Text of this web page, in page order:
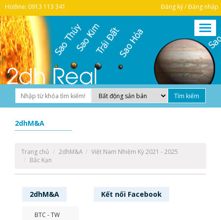
Hotline: 0913 113 341 Đăng ký / Đăng nhập
2dhM&A
Trang chủ 2dhM&A
Việt Nam Nhiệm Kỳ 2021 - 2025
Bắc Kạn
2dhM&A
BTC - TW
Kết nối Facebook